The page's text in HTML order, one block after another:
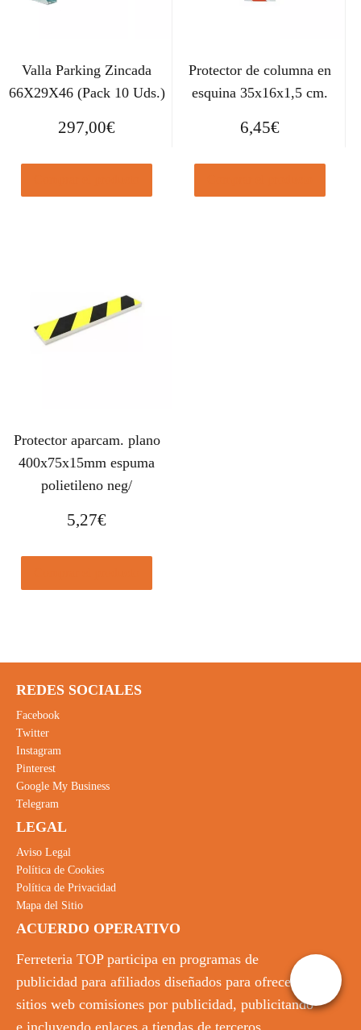
Valla Parking Zincada
66X29X46 (Pack 10 Uds.)
297,00€
Protector de columna en
esquina 35x16x1,5 cm.
6,45€
Protector aparcam. plano
400x75x15mm espuma
polietileno neg/
5,27€
REDES SOCIALES
Facebook
Twitter
Instagram
Pinterest
Google My Business
Telegram
LEGAL
Aviso Legal
Política de Cookies
Política de Privacidad
Mapa del Sitio
ACUERDO OPERATIVO
Ferreteria TOP participa en programas de
publicidad para afiliados diseñados para ofrecer a
sitios web comisiones por publicidad, publicitando
e incluyendo enlaces a tiendas de terceros.